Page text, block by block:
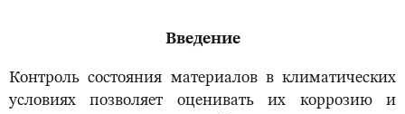
Введение
Контроль состояния материалов в климатических
условиях позволяет оценивать их коррозию и